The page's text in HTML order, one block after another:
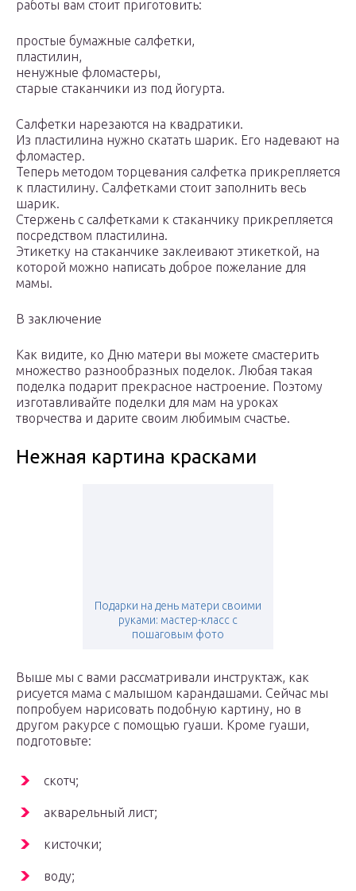
работы вам стоит приготовить:
простые бумажные салфетки,
пластилин,
ненужные фломастеры,
старые стаканчики из под йогурта.
Салфетки нарезаются на квадратики.
Из пластилина нужно скатать шарик. Его надевают на
фломастер.
Теперь методом торцевания салфетка прикрепляется
к пластилину. Салфетками стоит заполнить весь
шарик.
Стержень с салфетками к стаканчику прикрепляется
посредством пластилина.
Этикетку на стаканчике заклеивают этикеткой, на
которой можно написать доброе пожелание для
мамы.
В заключение
Как видите, ко Дню матери вы можете смастерить
множество разнообразных поделок. Любая такая
поделка подарит прекрасное настроение. Поэтому
изготавливайте поделки для мам на уроках
творчества и дарите своим любимым счастье.
Нежная картина красками
Подарки на день матери своими
руками: мастер-класс с
пошаговым фото
Выше мы с вами рассматривали инструктаж, как
рисуется мама с малышом карандашами. Сейчас мы
попробуем нарисовать подобную картину, но в
другом ракурсе с помощью гуаши. Кроме гуаши,
подготовьте:
скотч;
акварельный лист;
кисточки;
воду;